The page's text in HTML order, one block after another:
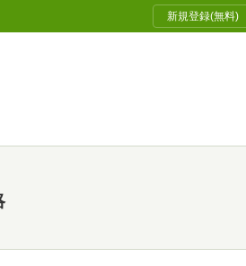
新規登録(無料)